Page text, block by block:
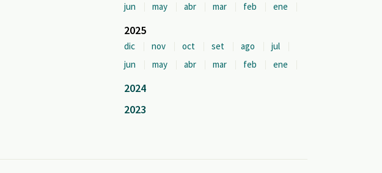
jun
may abr mar feb ene
2025
dic nov oct set ago
jul
jun
may abr mar feb ene
2024
2023